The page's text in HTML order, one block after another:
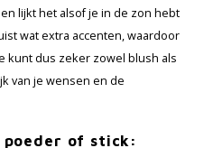
lijkt het alsof je in de zon hebt
wat extra accenten, waardoor
kunt dus zeker zowel blush als
van je wensen en de
poeder of stick: